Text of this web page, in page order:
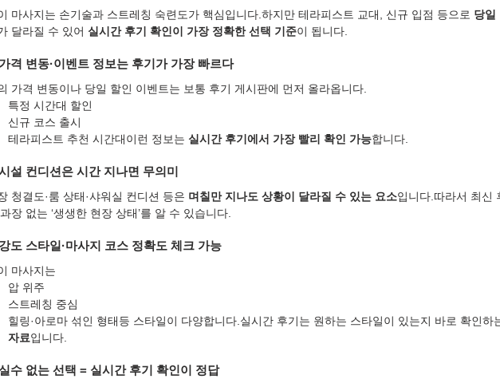
마사지는 손기술과 스트레칭 숙련도가 핵심입니다.하지만 테라피스트 교대, 신규 입점 등으로 당일
달라질 수 있어 실시간 후기 확인이 가장 정확한 선택 기준이 됩니다.
격 변동·이벤트 정보는 후기가 가장 빠르다
가격 변동이나 당일 할인 이벤트는 보통 후기 게시판에 먼저 올라옵니다.
특정 시간대 할인
신규 코스 출시
테라피스트 추천 시간대이런 정보는 실시간 후기에서 가장 빨리 확인 가능합니다.
설 컨디션은 시간 지나면 무의미
청결도·룸 상태·샤워실 컨디션 등은 며칠만 지나도 상황이 달라질 수 있는 요소입니다.따라서 최신
장 없는 ‘생생한 현장 상태’를 알 수 있습니다.
도 스타일·마사지 코스 정확도 체크 가능
마사지는
압 위주
스트레칭 중심
힐링·아로마 섞인 형태등 스타일이 다양합니다.실시간 후기는 원하는 스타일이 있는지 바로 확인하
자료입니다.
수 없는 선택 = 실시간 후기 확인이 정답